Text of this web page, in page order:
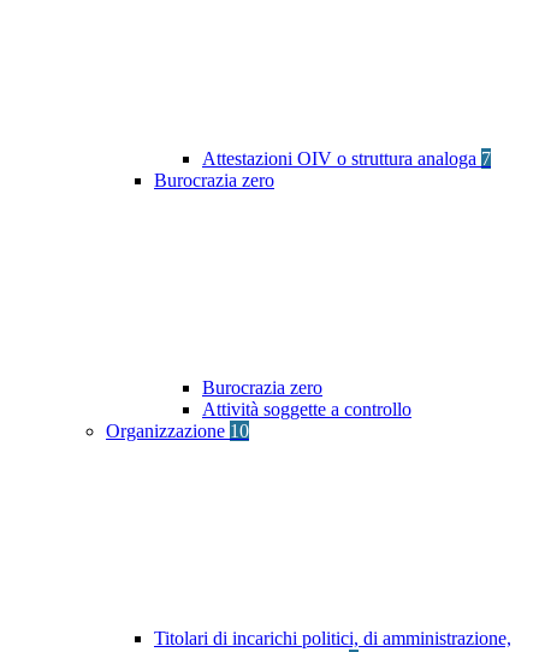
Attestazioni OIV o struttura analoga 7
Burocrazia zero
Burocrazia zero
Attività soggette a controllo
Organizzazione 10
Titolari di incarichi politici, di amministrazione,